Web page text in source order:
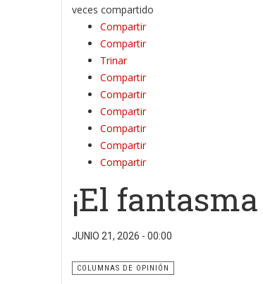
veces compartido
Compartir
Compartir
Trinar
Compartir
Compartir
Compartir
Compartir
Compartir
Compartir
¡El
JUNIO 21, 2026 - 00:00
COLUMNAS DE OPINIÓN